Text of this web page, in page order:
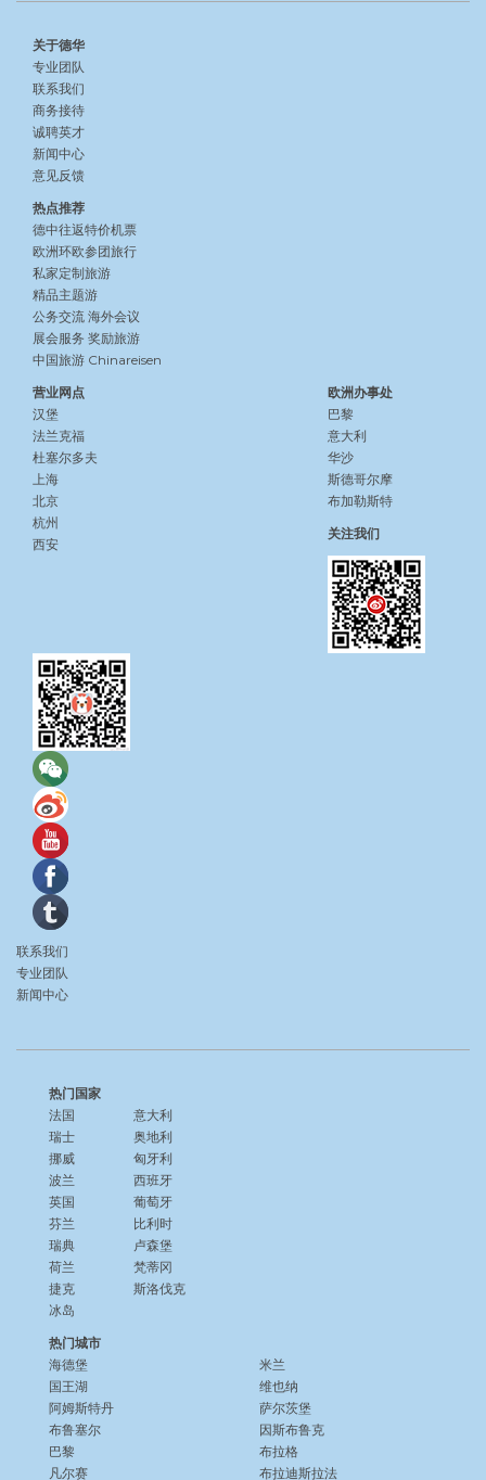
关于德华
专业团队
联系我们
商务接待
诚聘英才
新闻中心
意见反馈
热点推荐
德中往返特价机票
欧洲环欧参团旅行
私家定制旅游
精品主题游
公务交流 海外会议
展会服务 奖励旅游
中国旅游 Chinareisen
营业网点
汉堡
法兰克福
杜塞尔多夫
上海
北京
杭州
西安
欧洲办事处
巴黎
意大利
华沙
斯德哥尔摩
布加勒斯特
关注我们
联系我们
专业团队
新闻中心
热门国家
法国
瑞士
挪威
波兰
英国
芬兰
瑞典
荷兰
捷克
冰岛
意大利
奥地利
匈牙利
西班牙
葡萄牙
比利时
卢森堡
梵蒂冈
斯洛伐克
热门城市
海德堡
国王湖
阿姆斯特丹
布鲁塞尔
巴黎
凡尔赛
米兰
维也纳
萨尔茨堡
因斯布鲁克
布拉格
布拉迪斯拉法